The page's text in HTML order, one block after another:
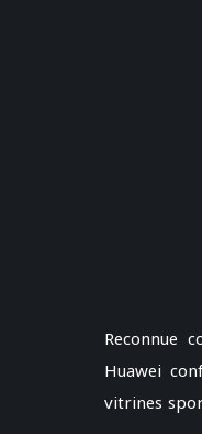
Reconnue
Huawei
vitrines